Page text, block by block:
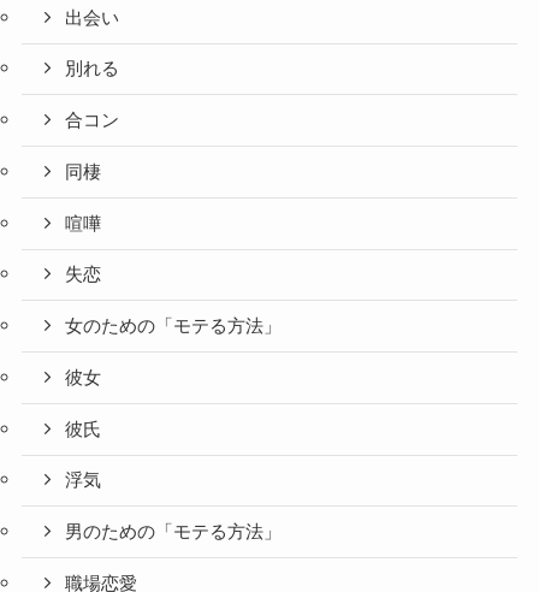
出会い
別れる
合コン
同棲
喧嘩
失恋
女のための「モテる方法」
彼女
彼氏
浮気
男のための「モテる方法」
職場恋愛